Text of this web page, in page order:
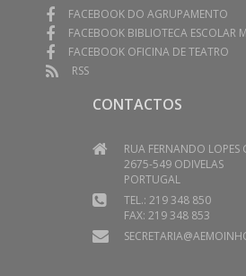
FACEBOOK DO AGRUPAMENTO
FACEBOOK BIBLIOTECA ESCOLAR
FACEBOOK OFICINA DE TEATRO
RSS
CONTACTOS
RUA FERNANDO LOPES
2675-549 ODIVELAS
PORTUGAL
TEL.: 219 348 850
FAX: 219 348 853